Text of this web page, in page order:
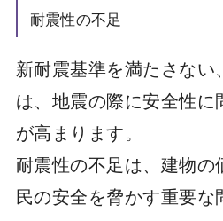
耐震性の不足
新耐震基準を満たさな
は、地震の際に安全性
が高まります。
耐震性の不足は、建物
民の安全を脅かす重要な